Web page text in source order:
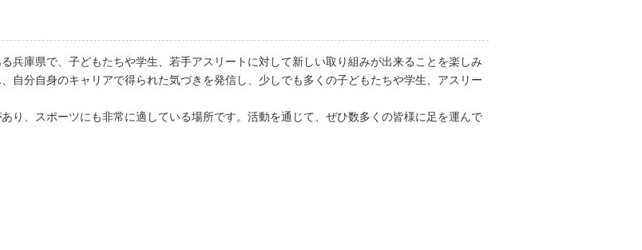
兵庫県で、子どもたちや学生、若手アスリートに対して新しい取り組みが出来ることを楽しみ
自分自身のキャリアで得られた気づきを発信し、少しでも多くの子どもたちや学生、アスリー
り、スポーツにも非常に適している場所です。活動を通じて、ぜひ数多くの皆様に足を運んで